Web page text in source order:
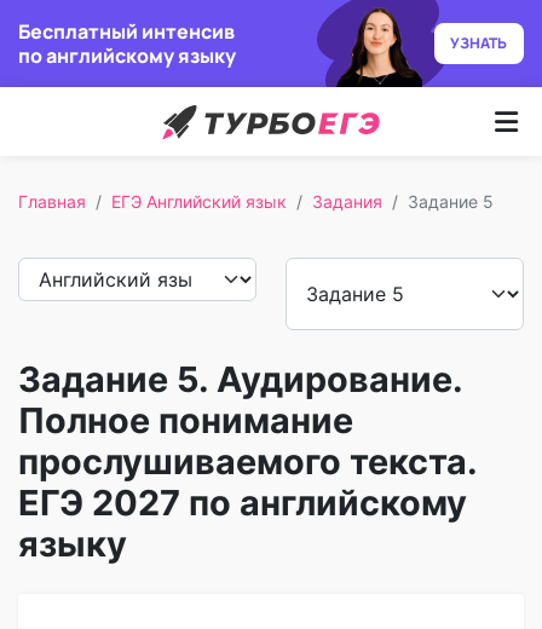
Бесплатный интенсив
по английскому языку
УЗНАТЬ
Преподаватели
Записаться
Бесплатный курс
Главная ЕГЭ Английский язык Задания Задание 5
Задание 5. Аудирование.
Полное понимание
прослушиваемого текста.
ЕГЭ 2027 по английскому
языку